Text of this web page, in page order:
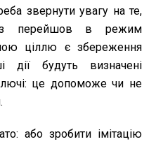
звернути увагу на те,
перейшов в режим
ціллю є збереження
будуть визначені
це допоможе чи не
або зробити імітацію